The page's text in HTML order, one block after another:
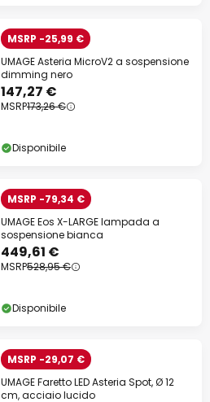
MSRP -25,99 €
UMAGE Asteria MicroV2 a sospensione
dimming nero
147,27 €
MSRP173,26 €
Disponibile
MSRP -79,34 €
UMAGE Eos X-LARGE lampada a
sospensione bianca
449,61 €
MSRP528,95 €
Disponibile
MSRP -29,07 €
UMAGE Faretto LED Asteria Spot, Ø 12
cm, acciaio lucido